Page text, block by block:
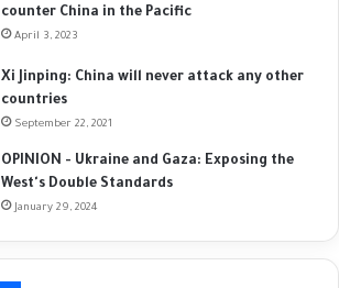
counter China in the Pacific
April 3, 2023
Xi Jinping: China will never attack any other
countries
September 22, 2021
OPINION - Ukraine and Gaza: Exposing the
West's Double Standards
January 29, 2024